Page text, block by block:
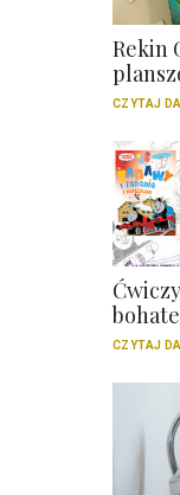
Rekin
CZYTAJ
CZYTAJ